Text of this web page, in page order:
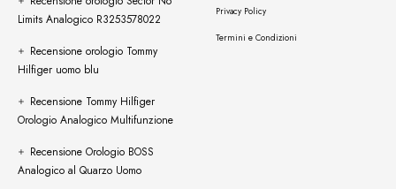
Limits Analogico R3253578022
Recensione orologio Tommy
Hilfiger uomo blu
Recensione Tommy Hilfiger
Orologio Analogico Multifunzione
Recensione Orologio BOSS
Analogico al Quarzo Uomo
Privacy Policy
Termini e Condizioni